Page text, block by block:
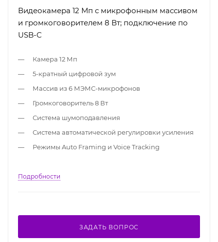
Видеокамера 12 Мп с микрофонным массивом
и громкоговорителем 8 Вт; подключение по
USB-C
Камера 12 Мп
5-кратный цифровой зум
Массив из 6 МЭМС-микрофонов
Громкоговоритель 8 Вт
Система шумоподавления
Система автоматической регулировки усиления
Режимы Auto Framing и Voice Tracking
Подробности
ЗАДАТЬ ВОПРОС